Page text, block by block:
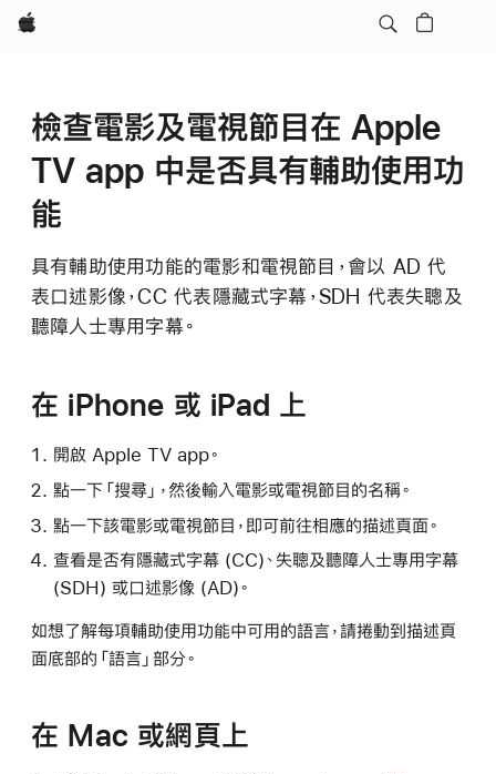
Apple
檢查電影及電視節目在 Apple
TV app 中是否具有輔助使用功
能
具有輔助使用功能的電影和電視節目，會以 AD 代
表口述影像，CC 代表隱藏式字幕，SDH 代表失聰及
聽障人士專用字幕。
在 iPhone 或 iPad 上
開啟 Apple TV app。
點一下「搜尋」，然後輸入電影或電視節目的名稱。
點一下該電影或電視節目，即可前往相應的描述頁面。
查看是否有隱藏式字幕 (CC)、失聰及聽障人士專用字幕
(SDH) 或口述影像 (AD)。
如想了解每項輔助使用功能中可用的語言，請捲動到描述頁
面底部的「語言」部分。
在 Mac 或網頁上